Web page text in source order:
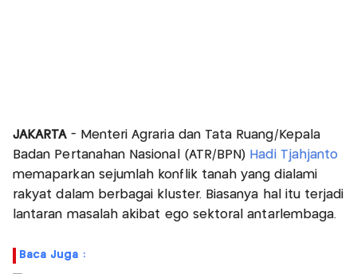
JAKARTA - Menteri Agraria dan Tata Ruang/Kepala
Badan Pertanahan Nasional (ATR/BPN) Hadi Tjahjanto
memaparkan sejumlah konflik tanah yang dialami
rakyat dalam berbagai kluster. Biasanya hal itu terjadi
lantaran masalah akibat ego sektoral antarlembaga.
Baca Juga :